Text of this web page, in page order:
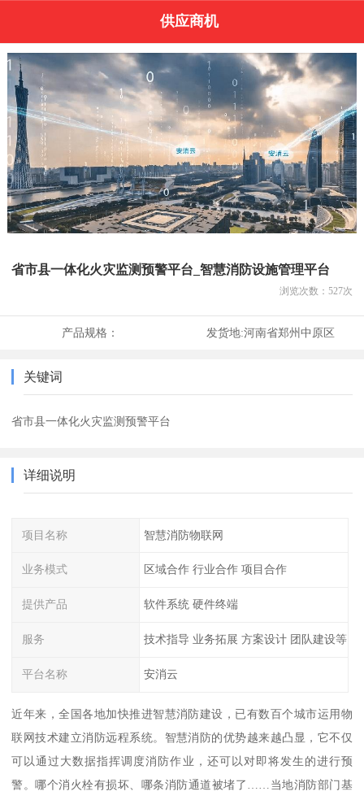
供应商机
省市县一体化火灾监测预警平台_智慧消防设施管理平台
浏览次数： 527次
产品规格： 发货地:河南省郑州中原区
关键词
省市县一体化火灾监测预警平台
详细说明
项目名称 智慧消防物联网
业务模式 区域合作 行业合作 项目合作
提供产品 软件系统 硬件终端
服务 技术指导 业务拓展 方案设计 团队建设等
平台名称 安消云
近年来，全国各地加快推进智慧消防建设，已有数百个城市运用物
联网技术建立消防远程系统。智慧消防的优势越来越凸显，它不仅
可以通过大数据指挥调度消防作业，还可以对即将发生的进行预
警。哪个消火栓有损坏、哪条消防通道被堵了……当地消防部门基